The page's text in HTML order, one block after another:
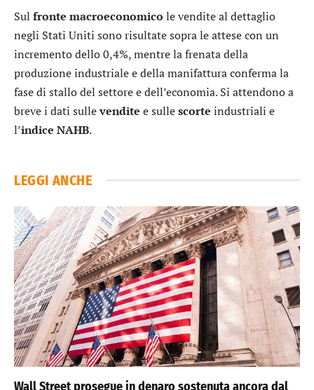
Sul fronte macroeconomico le vendite al dettaglio
negli Stati Uniti sono risultate sopra le attese con un
incremento dello 0,4%, mentre la frenata della
produzione industriale e della manifattura conferma la
fase di stallo del settore e dell’economia. Si attendono a
breve i dati sullevendite e sullescorte industriali e
l’indice NAHB.
LEGGI ANCHE
Wall Street prosegue in denaro sostenuta ancora dal